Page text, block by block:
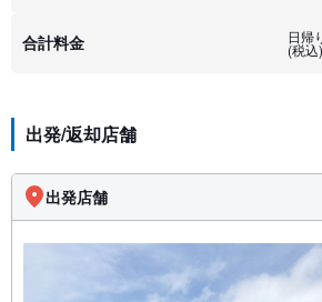
合計料金 日帰
(税込)
出発/返却店舗
出発店舗